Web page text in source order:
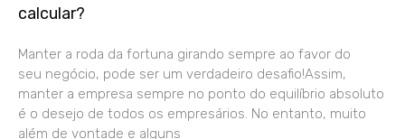
calcular?
Manter a roda da fortuna girando sempre ao favor do
seu negócio, pode ser um verdadeiro desafio!Assim,
manter a empresa sempre no ponto do equilíbrio absoluto
é o desejo de todos os empresários. No entanto, muito
além de vontade e alguns